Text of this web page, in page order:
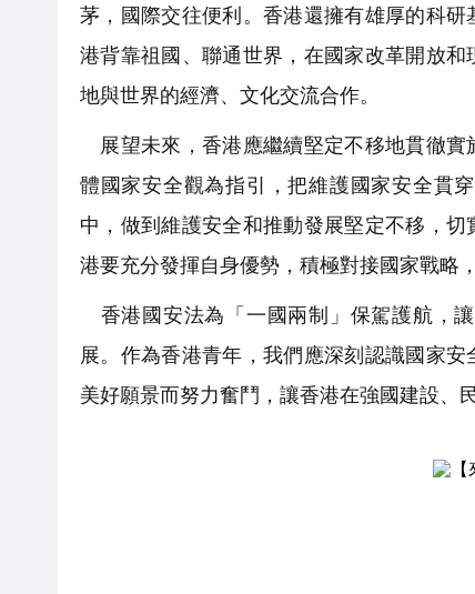
茅，國際交往便利。香港還擁有雄厚的科
港背靠祖國、聯通世界，在國家改革開放
地與世界的經濟、文化交流合作。
展望未來，香港應繼續堅定不移地貫徹實
體國家安全觀為指引，把維護國家安全貫
中，做到維護安全和推動發展堅定不移，
港要充分發揮自身優勢，積極對接國家戰略
香港國安法為「一國兩制」保駕護航，
展。作為香港青年，我們應深刻認識國家
美好願景而努力奮鬥，讓香港在強國建設、